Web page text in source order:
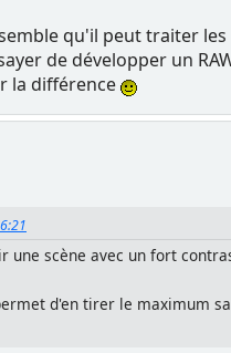
qu'il peut traiter les
de développer un
la différence
une scène avec un fort
d'en tirer le maximum